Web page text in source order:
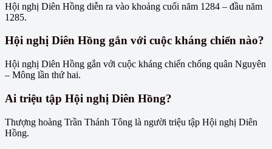
Hội nghị Diên Hồng diễn ra vào khoảng cuối năm 1284 – đầu năm
1285.
Hội nghị Diên Hồng gắn với cuộc kháng chiến nào?
Hội nghị Diên Hồng gắn với cuộc kháng chiến chống quân Nguyên
– Mông lần thứ hai.
Ai triệu tập Hội nghị Diên Hồng?
Thượng hoàng Trần Thánh Tông là người triệu tập Hội nghị Diên
Hồng.